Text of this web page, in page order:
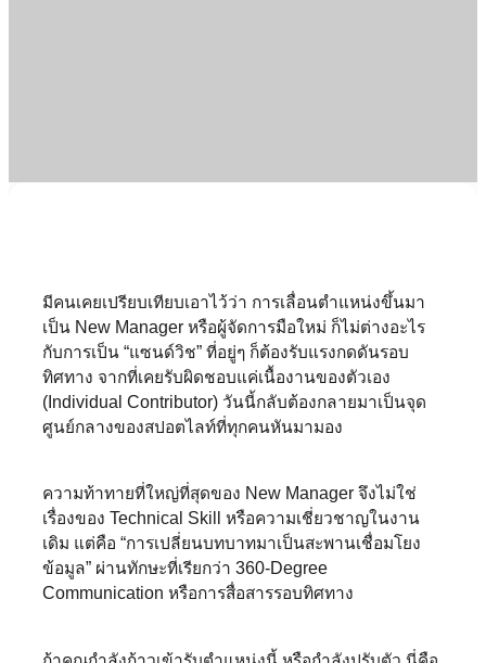
มีคนเคยเปรียบเทียบเอาไว้ว่า การเลื่อนตำแหน่งขึ้นมา
เป็น New Manager หรือผู้จัดการมือใหม่ ก็ไม่ต่างอะไร
กับการเป็น “แซนด์วิช” ที่อยู่ๆ ก็ต้องรับแรงกดดันรอบ
ทิศทาง จากที่เคยรับผิดชอบแค่เนื้องานของตัวเอง
(Individual Contributor) วันนี้กลับต้องกลายมาเป็นจุด
ศูนย์กลางของสปอตไลท์ที่ทุกคนหันมามอง
ความท้าทายที่ใหญ่ที่สุดของ New Manager จึงไม่ใช่
เรื่องของ Technical Skill หรือความเชี่ยวชาญในงาน
เดิม แต่คือ “การเปลี่ยนบทบาทมาเป็นสะพานเชื่อมโยง
ข้อมูล” ผ่านทักษะที่เรียกว่า 360-Degree
Communication หรือการสื่อสารรอบทิศทาง